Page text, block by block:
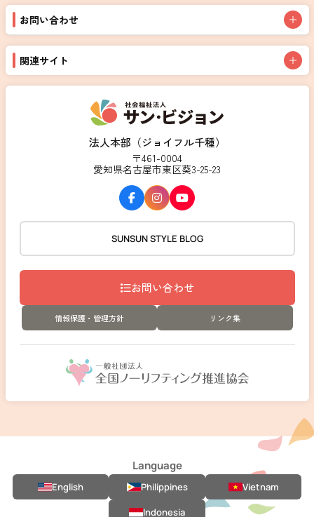
法人本部（ジョイフル千種）
〒461-0004
愛知県名古屋市東区葵3-25-23
SUNSUN STYLE BLOG
お問い合わせ
情報保護・管理方針 リンク集
お問い合わせ
関連サイト
Language
English Philippines
Vietnam
Indonesia